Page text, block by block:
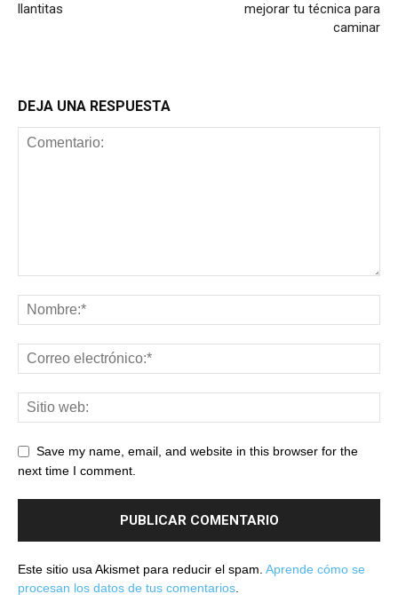
llantitas
mejorar tu técnica para
caminar
DEJA UNA RESPUESTA
Save my name, email, and website in this browser for the
next time I comment.
Este sitio usa Akismet para reducir el spam. Aprende cómo se
procesan los datos de tus comentarios